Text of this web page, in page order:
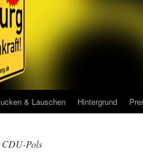
& Lauschen Hintergrund
CDU-Pols